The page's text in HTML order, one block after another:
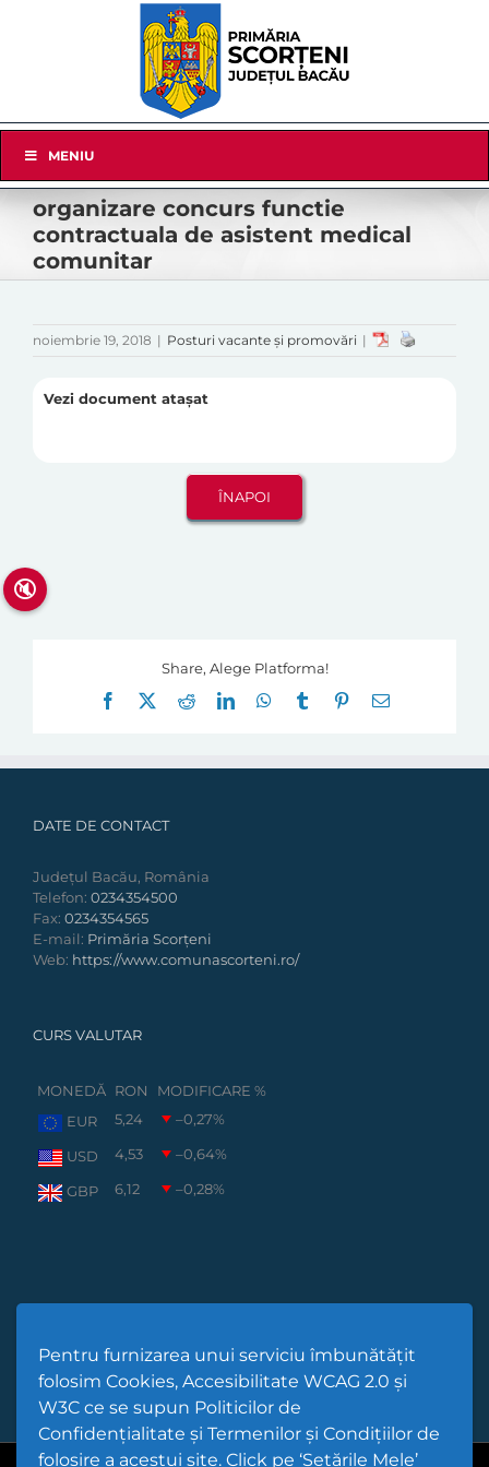
Pentru furnizarea unui serviciu îmbunătățit
folosim Cookies, Accesibilitate WCAG 2.0 și
W3C ce se supun Politicilor de
Confidențialitate și Termenilor și Condițiilor de
folosire a acestui site. Click pe ‘Setările Mele’
Navigation
MENIU
organizare concurs functie
contractuala de asistent medical
comunitar
noiembrie 19, 2018 | Posturi vacante și promovări |
Vezi document atașat
Share, Alege Platforma!
Facebook
RedditLinkedInWhatsApp
Tumblr Pinterest
E-
DATE DE CONTACT
Județul Bacău, România
Telefon: 0234354500
Fax: 0234354565
E-mail: Primăria Scorțeni
Web: https://www.comunascorteni.ro/
CURS VALUTAR
MONEDĂ RON
MODIFICARE %
EUR
5,24 –0,27%
USD 4,53 –0,64%
GBP 6,12 –0,28%
🔇